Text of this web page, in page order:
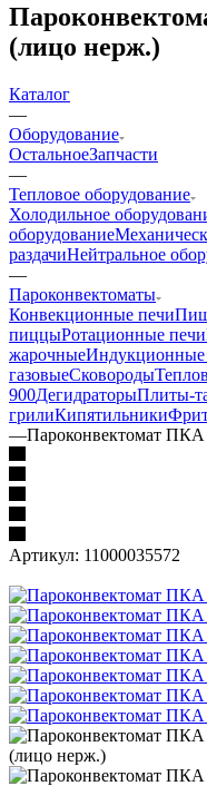
(лицо нерж.)
Каталог
—
Оборудование
ОстальноеЗапчасти
—
Тепловое оборудование
Холодильное
оборудование
раздачиНейтральное
—
Пароконвектоматы
Конвекционные печи
пиццыРотационные печи
жарочные
газовыеСковороды
900ДегидраторыПлиты-
грилиКипятильники
—Пароконвектомат
Артикул: 11000035572